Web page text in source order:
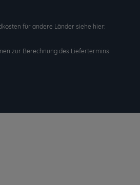
für andere Länder siehe hier:
zur Berechnung des Liefertermins